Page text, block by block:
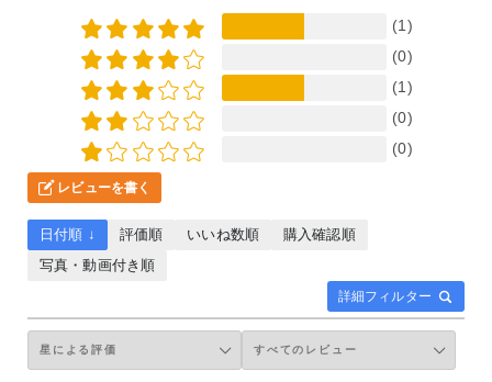
(1)
(0)
(1)
(0)
(0)
レビューを書く
詳細フィルター
日付順 ↓ 評価順 いいね数順
購入確認順
写真・動画付き順